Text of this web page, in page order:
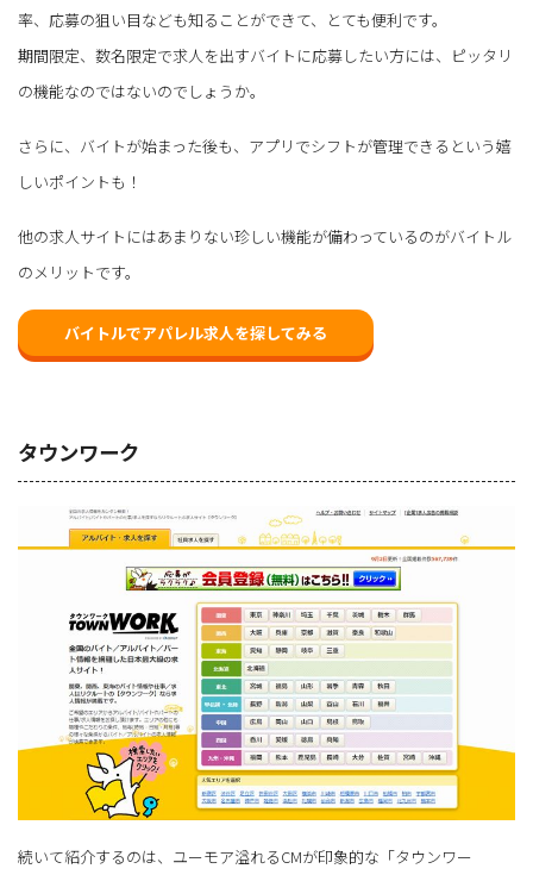
率、応募の狙い目なども知ることができて、とても便利です。
期間限定、数名限定で求人を出すバイトに応募したい方には、ピッタリ
の機能なのではないのでしょうか。
さらに、バイトが始まった後も、アプリでシフトが管理できるという嬉
しいポイントも！
他の求人サイトにはあまりない珍しい機能が備わっているのがバイトル
のメリットです。
バイトルでアパレル求人を探してみる
タウンワーク
続いて紹介するのは、ユーモア溢れるCMが印象的な「タウンワー